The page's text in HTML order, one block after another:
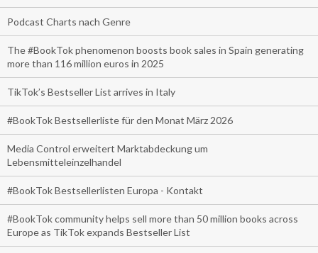
Podcast Charts nach Genre
The #BookTok phenomenon boosts book sales in Spain generating
more than 116 million euros in 2025
TikTok’s Bestseller List arrives in Italy
#BookTok Bestsellerliste für den Monat März 2026
Media Control erweitert Marktabdeckung um
Lebensmitteleinzelhandel
#BookTok Bestsellerlisten Europa - Kontakt
#BookTok community helps sell more than 50 million books across
Europe as TikTok expands Bestseller List